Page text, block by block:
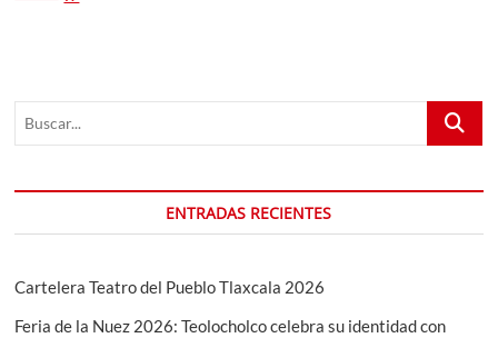
Familiar
Buscar...
ENTRADAS RECIENTES
Cartelera Teatro del Pueblo Tlaxcala 2026
Feria de la Nuez 2026: Teolocholco celebra su identidad con